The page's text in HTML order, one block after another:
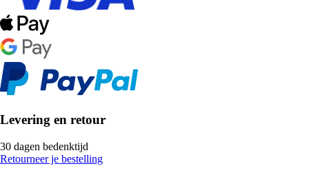
Levering en retour
30 dagen bedenktijd
Retourneer je bestelling